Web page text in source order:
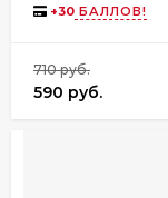
+30 БАЛЛОВ!
710 руб.
590 руб.